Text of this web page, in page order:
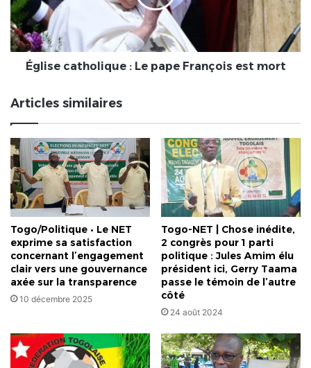
François
est
mort
Église catholique : Le pape François est mort
Articles similaires
Togo/Politique • Le NET
exprime sa satisfaction
concernant l’engagement
clair vers une gouvernance
axée sur la transparence
10 décembre 2025
Togo-NET | Chose inédite,
2 congrès pour 1 parti
politique : Jules Amim élu
président ici, Gerry Taama
passe le témoin de l’autre
côté
24 août 2024